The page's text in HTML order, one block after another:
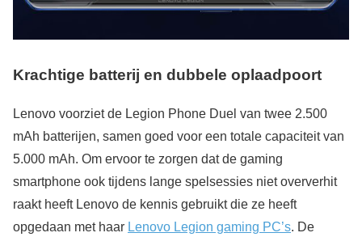
Krachtige batterij en dubbele oplaadpoort
Lenovo voorziet de Legion Phone Duel van twee 2.500
mAh batterijen, samen goed voor een totale capaciteit van
5.000 mAh. Om ervoor te zorgen dat de gaming
smartphone ook tijdens lange spelsessies niet oververhit
raakt heeft Lenovo de kennis gebruikt die ze heeft
opgedaan met haar Lenovo Legion gaming PC’s. De